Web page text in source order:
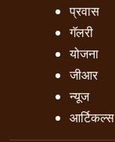
प्रवास
गॅलरी
योजना
जीआर
न्यूज
आर्टिकल्स